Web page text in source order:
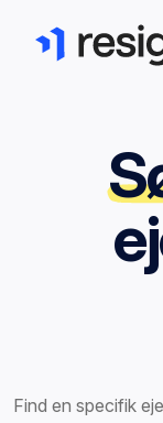
Find en specifik